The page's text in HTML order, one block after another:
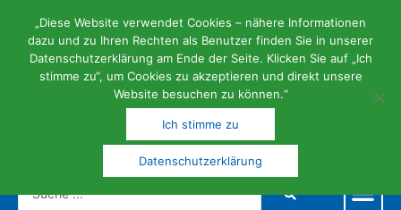
springen
FERIEN- | KUNST- UND KULTURGEMEINDE
...
„Diese Website verwendet Cookies – nähere Informationen
dazu und zu Ihren Rechten als Benutzer finden Sie in unserer
Datenschutzerklärung am Ende der Seite. Klicken Sie auf „Ich
stimme zu“, um Cookies zu akzeptieren und direkt unsere
Website besuchen zu können.“
Ich stimme zu
Datenschutzerklärung